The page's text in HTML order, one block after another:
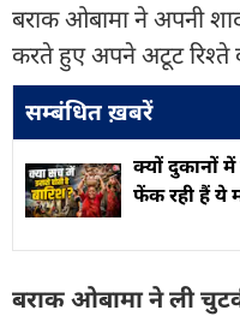
बराक ओबामा ने अपनी
करते हुए अपने अटूट रिश्ते
सम्बंधित ख़बरें
क्यों दुकानों
फेंक रही हैं ये
बराक ओबामा ने ली